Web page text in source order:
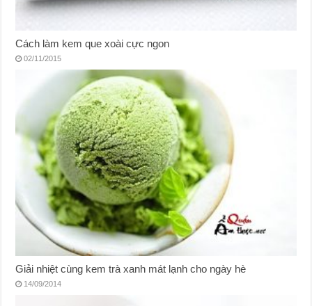
Cách làm kem que xoài cực ngon
02/11/2015
Giải nhiệt cùng kem trà xanh mát lạnh cho ngày hè
14/09/2014